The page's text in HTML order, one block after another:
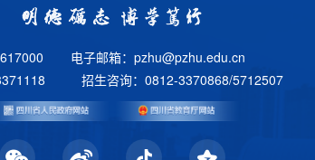
电子邮箱：pzhu@pzhu.edu.cn
招生咨询：0812-3370868/5712507